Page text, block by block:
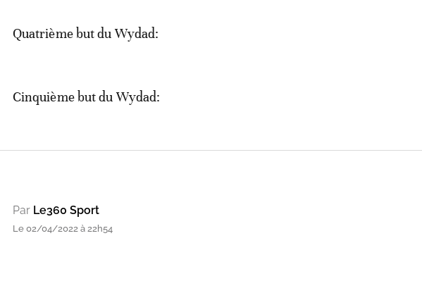
Quatrième but du Wydad:
Cinquième but du Wydad:
Par Le360 Sport
Le 02/04/2022 à 22h54